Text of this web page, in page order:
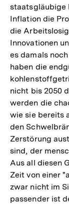
staatsgläubige
Inflation die
die
Innovationen
es damals
haben die
nicht bis 2050
werden die
wie sie bereits
den
Zerstörung
sind, der
Aus all diesen
Zeit von einer
zwar nicht im
passender ist